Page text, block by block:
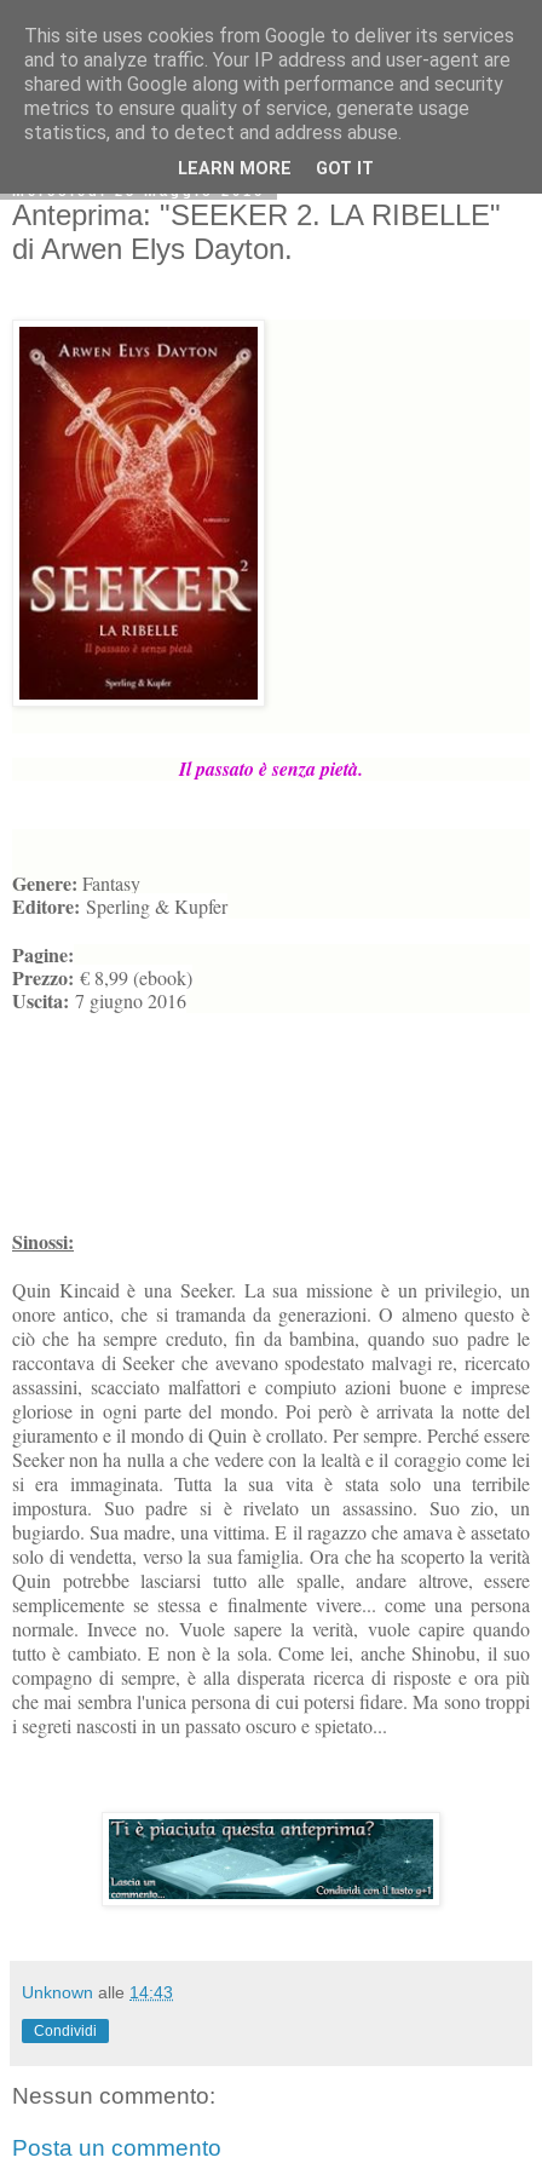
mercoledì 25 maggio 2016
Anteprima: "SEEKER 2. LA RIBELLE"
di Arwen Elys Dayton.
Il passato è senza pietà.
Genere: Fantasy
Editore: Sperling & Kupfer
Pagine:
Prezzo: € 8,99 (ebook)
Uscita: 7 giugno 2016
Sinossi:
Quin Kincaid è una Seeker. La sua missione è un privilegio, un
onore antico, che si tramanda da generazioni. O almeno questo è
ciò che ha sempre creduto, fin da bambina, quando suo padre le
raccontava di Seeker che avevano spodestato malvagi re, ricercato
assassini, scacciato malfattori e compiuto azioni buone e imprese
gloriose in ogni parte del mondo. Poi però è arrivata la notte del
giuramento e il mondo di Quin è crollato. Per sempre. Perché essere
Seeker non ha nulla a che vedere con la lealtà e il coraggio come lei
si era immaginata. Tutta la sua vita è stata solo una terribile
impostura. Suo padre si è rivelato un assassino. Suo zio, un
bugiardo. Sua madre, una vittima. E il ragazzo che amava è assetato
solo di vendetta, verso la sua famiglia. Ora che ha scoperto la verità
Quin potrebbe lasciarsi tutto alle spalle, andare altrove, essere
semplicemente se stessa e finalmente vivere... come una persona
normale. Invece no. Vuole sapere la verità, vuole capire quando
tutto è cambiato. E non è la sola. Come lei, anche Shinobu, il suo
compagno di sempre, è alla disperata ricerca di risposte e ora più
che mai sembra l'unica persona di cui potersi fidare. Ma sono troppi
i segreti nascosti in un passato oscuro e spietato...
Unknown alle 14:43
Condividi
Nessun commento:
Posta un commento
This site uses cookies from Google to deliver its services
and to analyze traffic. Your IP address and user-agent are
shared with Google along with performance and security
metrics to ensure quality of service, generate usage
statistics, and to detect and address abuse.
LEARN MORE GOT IT